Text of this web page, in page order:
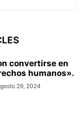
convertirse en
humanos».
29, 2024